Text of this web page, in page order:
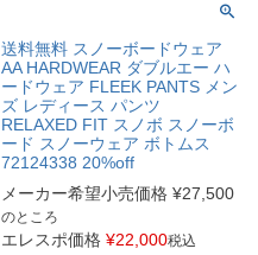
送料無料 スノーボードウェア
AA HARDWEAR ダブルエー ハ
ードウェア FLEEK PANTS メン
ズ レディース パンツ
RELAXED FIT スノボ スノーボ
ード スノーウェア ボトムス
72124338 20%off
メーカー希望小売価格 ¥27,500
のところ
エレスポ価格 ¥22,000税込